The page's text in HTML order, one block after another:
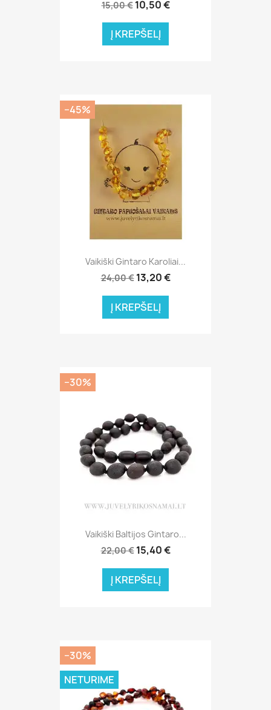
15,00 € 10,50 €
Į KREPŠELĮ
Vaikiški Gintaro Karoliai...
24,00 € 13,20 €
Į KREPŠELĮ
−45%
Vaikiški Baltijos Gintaro...
22,00 € 15,40 €
Į KREPŠELĮ
−30%
−30%
NETURIME